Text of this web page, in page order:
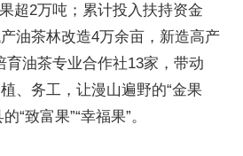
超2万吨；累计投入扶持资金
油茶林改造4万余亩，新造高产
育油茶专业合作社13家，带动
、务工，让漫山遍野的“金果
“致富果”“幸福果”。